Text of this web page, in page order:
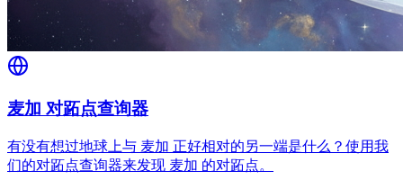
麦加 对跖点查询器
有没有想过地球上与 麦加 正好相对的另一端是什么？使用我
们的对跖点查询器来发现 麦加 的对跖点。